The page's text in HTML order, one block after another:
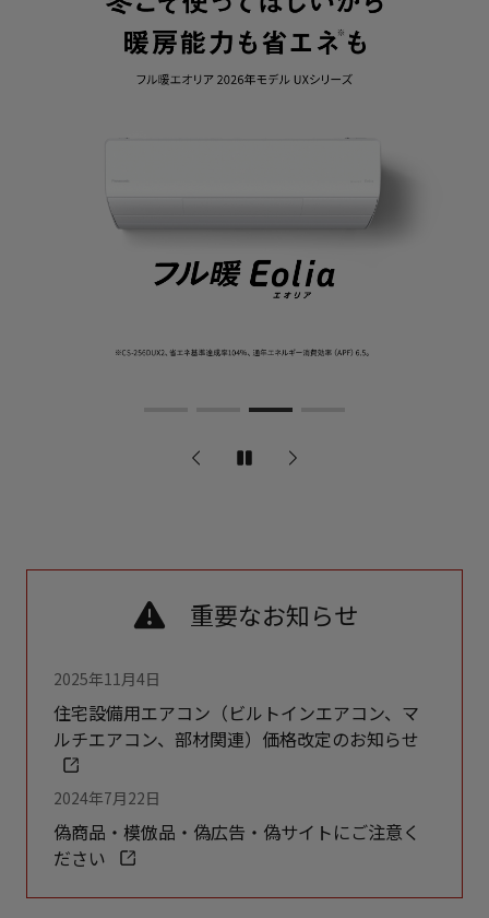
重要なお知らせ
2025年11月4日
住宅設備用エアコン（ビルトインエアコン、マ
ルチエアコン、部材関連）価格改定のお知らせ
2024年7月22日
偽商品・模倣品・偽広告・偽サイトにご注意く
ださい